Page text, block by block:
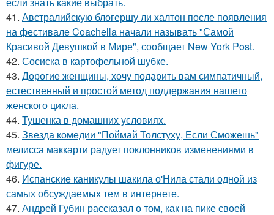
41. Австралийскую блогершу ли халтон после появления
на фестивале Coachella начали называть "Самой
Красивой Девушкой в Мире", сообщает New York Post.
42. Сосиска в картофельной шубке.
43. Дорогие женщины, хочу подарить вам симпатичный,
естественный и простой метод поддержания нашего
женского цикла.
44. Тушенка в домашних условиях.
45. Звезда комедии "Поймай Толстуху, Если Сможешь"
мелисса маккарти радует поклонников изменениями в
фигуре.
46. Испанские каникулы шакила о'Нила стали одной из
самых обсуждаемых тем в интернете.
47. Андрей Губин рассказал о том, как на пике своей